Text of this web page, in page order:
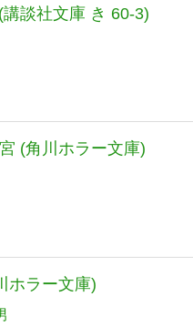
談社文庫 き 60-3)
(角川ホラー文庫)
ホラー文庫)